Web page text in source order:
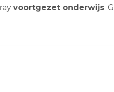
voortgezet onderwijs.